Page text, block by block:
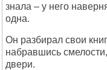
знала – у него
одна.
Он разбирал свои
набравшись
двери.